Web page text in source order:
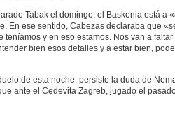
Tabak el domingo, el Baskonia está a
En ese sentido, Cabezas declaraba que
teníamos y en eso estamos. Nos van a
bien esos detalles y a estar bien,
de esta noche, persiste la duda de
ante el Cedevita Zagreb, jugado el